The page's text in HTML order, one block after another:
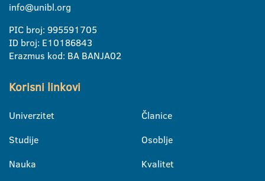
info@unibl.org
PIC broj: 995591705
ID broj: E10186843
Erazmus kod: BA BANJA02
Korisni linkovi
Univerzitet
Studije
Nauka
Članice
Osoblje
Kvalitet